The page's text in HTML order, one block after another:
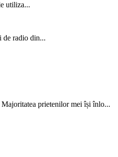
utiliza...
de radio din...
prietenilor mei își înlo...